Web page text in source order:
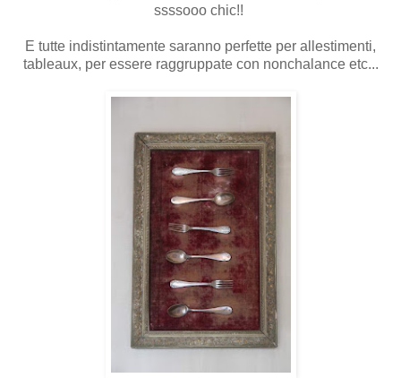
ssssooo chic!!
E tutte indistintamente saranno perfette per allestimenti,
tableaux, per essere raggruppate con nonchalance etc...